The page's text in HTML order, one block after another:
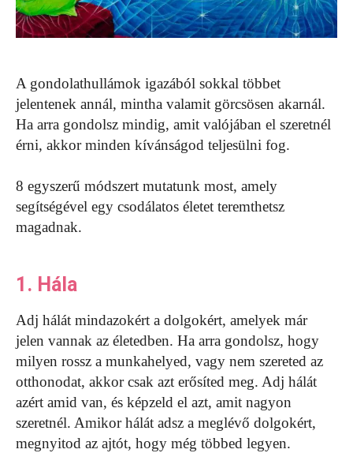
A gondolathullámok igazából sokkal többet
jelentenek annál, mintha valamit görcsösen akarnál.
Ha arra gondolsz mindig, amit valójában el szeretnél
érni, akkor minden kívánságod teljesülni fog.
8 egyszerű módszert mutatunk most, amely
segítségével egy csodálatos életet teremthetsz
magadnak.
1. Hála
Adj hálát mindazokért a dolgokért, amelyek már
jelen vannak az életedben. Ha arra gondolsz, hogy
milyen rossz a munkahelyed, vagy nem szereted az
otthonodat, akkor csak azt erősíted meg. Adj hálát
azért amid van, és képzeld el azt, amit nagyon
szeretnél. Amikor hálát adsz a meglévő dolgokért,
megnyitod az ajtót, hogy még többed legyen.